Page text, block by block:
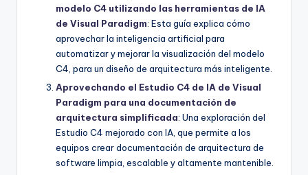
modelo C4 utilizando las herramientas de IA
de Visual Paradigm: Esta guía explica cómo
aprovechar la inteligencia artificial para
automatizar y mejorar la visualización del modelo
C4, para un diseño de arquitectura más inteligente.
Aprovechando el Estudio C4 de IA de Visual
Paradigm para una documentación de
arquitectura simplificada: Una exploración del
Estudio C4 mejorado con IA, que permite a los
equipos crear documentación de arquitectura de
software limpia, escalable y altamente mantenible.